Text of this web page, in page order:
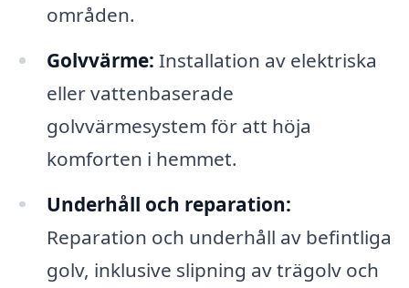
områden.
Golvvärme: Installation av elektriska
eller vattenbaserade
golvvärmesystem för att höja
komforten i hemmet.
Underhåll och reparation:
Reparation och underhåll av befintliga
golv, inklusive slipning av trägolv och